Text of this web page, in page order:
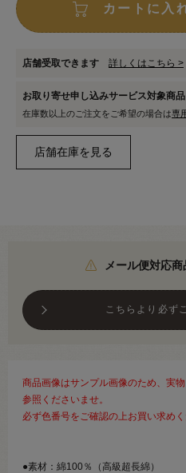
カートに入
店舗受取できます 詳しくはこちら >
お取り寄せ申し込みサービス対象商
在庫数以上のご注文をご希望の場合は専
メール便対応
こちらより必ず
商品画像はサンプル画像のため、実
参照くださいませ。
必ず色番号をご確認の上お買い求めく
●素材：綿100％（高級超長綿）